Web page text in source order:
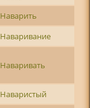
Наварить
Наваривание
Наваривать
Наваристый